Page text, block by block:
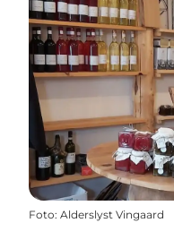
Foto: Alderslyst Vingaard